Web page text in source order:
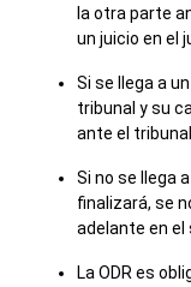
la otra parte
un juicio en el
Si se llega a
tribunal y su
ante el tribunal.
Si no se llega
finalizará, se
adelante en el
La ODR es